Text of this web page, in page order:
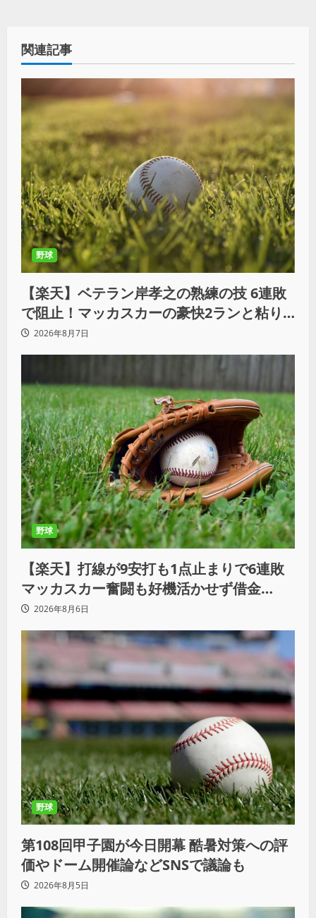
関連記事
野球
【楽天】ベテラン岸孝之の熟練の技 6連敗
で阻止！マッカスカーの豪快2ランと粘り
の継投でオリックスを破る
2026年8月7日
野球
【楽天】打線が9安打も1点止まりで6連敗
マッカスカー奮闘も好機活かせず借金
「22」
2026年8月6日
野球
第108回甲子園が今日開幕 酷暑対策への評
価やドーム開催論などSNSで議論も
2026年8月5日